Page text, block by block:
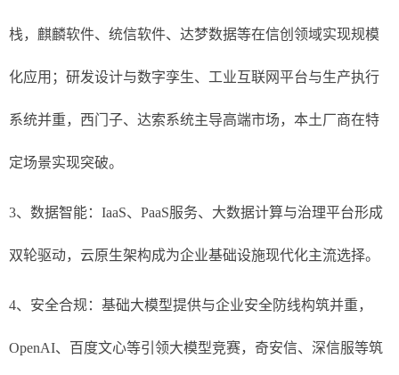
栈，麒麟软件、统信软件、达梦数据等在信创领域实现规模
化应用；研发设计与数字孪生、工业互联网平台与生产执行
系统并重，西门子、达索系统主导高端市场，本土厂商在特
定场景实现突破。
3、数据智能：IaaS、PaaS服务、大数据计算与治理平台形成
双轮驱动，云原生架构成为企业基础设施现代化主流选择。
4、安全合规：基础大模型提供与企业安全防线构筑并重，
OpenAI、百度文心等引领大模型竞赛，奇安信、深信服等筑